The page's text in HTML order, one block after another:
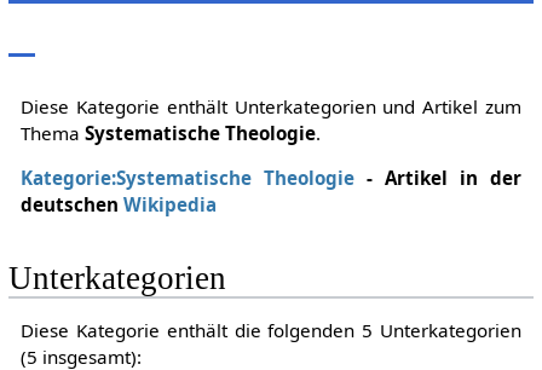
Diese Kategorie enthält Unterkategorien und Artikel zum
Thema Systematische Theologie.
Kategorie:Systematische Theologie- Artikel in der
deutschen Wikipedia
Unterkategorien
Diese Kategorie enthält die folgenden 5 Unterkategorien
(5 insgesamt):